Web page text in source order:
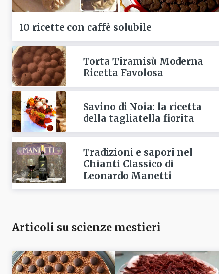
10 ricette con caffè solubile
Torta Tiramisù Moderna
Ricetta Favolosa
Savino di Noia: la ricetta
della tagliatella fiorita
Tradizioni e sapori nel
Chianti Classico di
Leonardo Manetti
Articoli su scienze mestieri